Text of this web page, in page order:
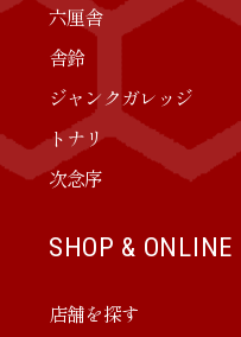
六厘舎
舎鈴
ジャンクガレッジ
トナリ
次念序
SHOP & ONLINE
店舗を探す